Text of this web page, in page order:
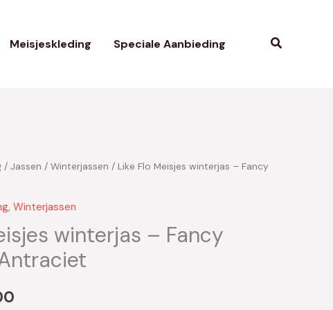
Meisjeskleding Speciale Aanbieding Zoeken
/ Jassen / Winterjassen / Like Flo Meisjes winterjas – Fancy
, Winterjassen
winterjas – Fancy
Huidige
prijs
is:
€30.00.